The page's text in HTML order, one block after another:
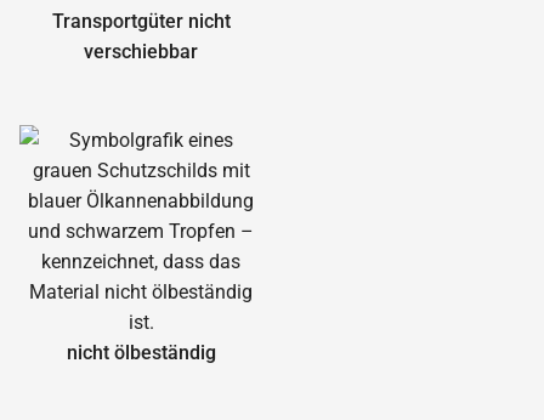
Transportgüter nicht
verschiebbar
nicht ölbeständig